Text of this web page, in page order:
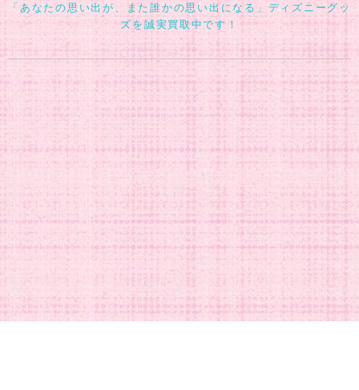
「あなたの思い出が、また誰かの思い出になる」ディズニーグッ
ズを誠実買取中です！